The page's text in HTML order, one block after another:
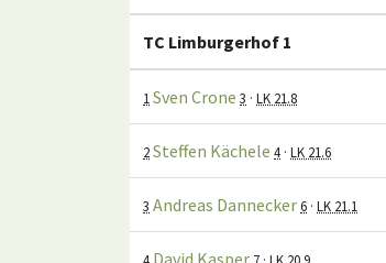
TC Limburgerhof 1
1 Sven Crone 3 · LK 21.8
2Steffen Kächele 4 · LK 21.6
3 Andreas Dannecker6 · LK 21.1